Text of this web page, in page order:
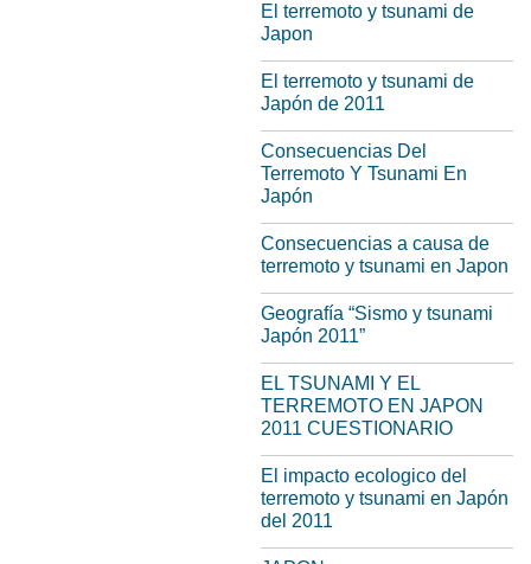
El terremoto y tsunami de
Japon
El terremoto y tsunami de
Japón de 2011
Consecuencias Del
Terremoto Y Tsunami En
Japón
Consecuencias a causa de
terremoto y tsunami en Japon
Geografía “Sismo y tsunami
Japón 2011”
EL TSUNAMI Y EL
TERREMOTO EN JAPON
2011 CUESTIONARIO
El impacto ecologico del
terremoto y tsunami en Japón
del 2011